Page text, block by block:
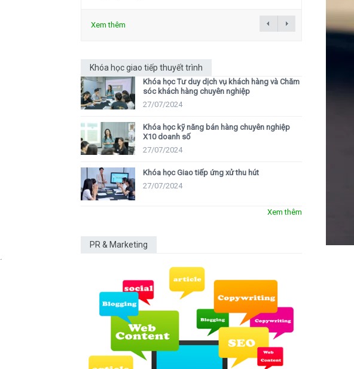
Xem thêm
Khóa học giao tiếp thuyết trình
Khóa học Tư duy dịch vụ khách hàng và Chăm
sóc khách hàng chuyên nghiệp
27/07/2024
Khóa học kỹ năng bán hàng chuyên nghiệp
X10 doanh số
27/07/2024
Khóa học Giao tiếp ứng xử thu hút
27/07/2024
Xem thêm
PR & Marketing